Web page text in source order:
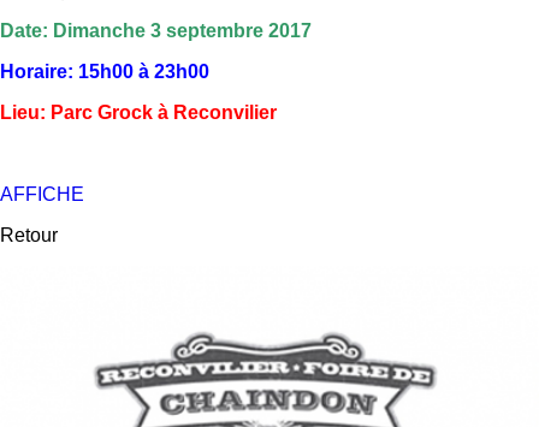
Date: Dimanche 3 septembre 2017
Horaire: 15h00 à 23h00
Lieu: Parc Grock à Reconvilier
AFFICHE
Retour